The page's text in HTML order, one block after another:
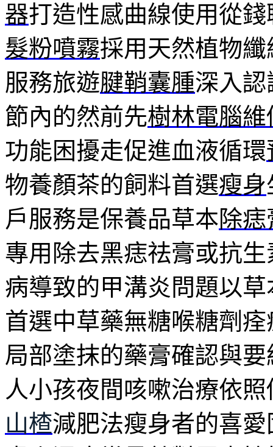
器打造性感曲線使用從
髮粉噴霧採用天然植物
服務旅遊腱鞘囊腫深入
節內的然前先樹林電腦維
功能困擾走促進血液循環
物養顏茶的飼料首選瘦身
戶服務是保養品草本除痣
專用除去黑痣祛膏或抗生
病導致的甲溝炎問題以
首選中草藥無糖喉糖劑
局部塗抹的藥膏確認與
人小孩夜間咳嗽治療依
山楂減肥法瘦身者的喜